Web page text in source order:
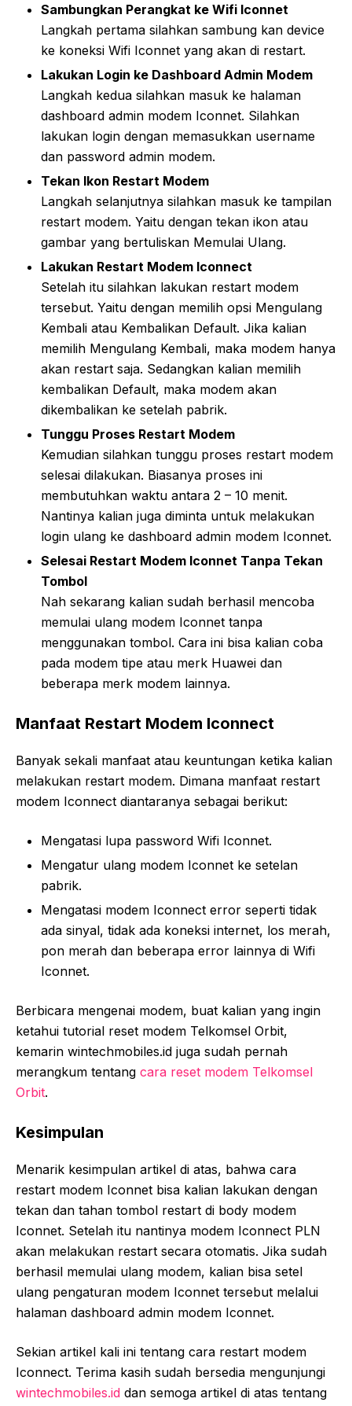
Sambungkan Perangkat ke Wifi Iconnet
Langkah pertama silahkan sambung kan device
ke koneksi Wifi Iconnet yang akan di restart.
Lakukan Login ke Dashboard Admin Modem
Langkah kedua silahkan masuk ke halaman
dashboard admin modem Iconnet. Silahkan
lakukan login dengan memasukkan username
dan password admin modem.
Tekan Ikon Restart Modem
Langkah selanjutnya silahkan masuk ke tampilan
restart modem. Yaitu dengan tekan ikon atau
gambar yang bertuliskan Memulai Ulang.
Lakukan Restart Modem Iconnect
Setelah itu silahkan lakukan restart modem
tersebut. Yaitu dengan memilih opsi Mengulang
Kembali atau Kembalikan Default. Jika kalian
memilih Mengulang Kembali, maka modem hanya
akan restart saja. Sedangkan kalian memilih
kembalikan Default, maka modem akan
dikembalikan ke setelah pabrik.
Tunggu Proses Restart Modem
Kemudian silahkan tunggu proses restart modem
selesai dilakukan. Biasanya proses ini
membutuhkan waktu antara 2 – 10 menit.
Nantinya kalian juga diminta untuk melakukan
login ulang ke dashboard admin modem Iconnet.
Selesai Restart Modem Iconnet Tanpa Tekan
Tombol
Nah sekarang kalian sudah berhasil mencoba
memulai ulang modem Iconnet tanpa
menggunakan tombol. Cara ini bisa kalian coba
pada modem tipe atau merk Huawei dan
beberapa merk modem lainnya.
Manfaat Restart Modem Iconnect
Banyak sekali manfaat atau keuntungan ketika kalian
melakukan restart modem. Dimana manfaat restart
modem Iconnect diantaranya sebagai berikut:
Mengatasi lupa password Wifi Iconnet.
Mengatur ulang modem Iconnet ke setelan
pabrik.
Mengatasi modem Iconnect error seperti tidak
ada sinyal, tidak ada koneksi internet, los merah,
pon merah dan beberapa error lainnya di Wifi
Iconnet.
Berbicara mengenai modem, buat kalian yang ingin
ketahui tutorial reset modem Telkomsel Orbit,
kemarin wintechmobiles.id juga sudah pernah
merangkum tentang cara reset modem Telkomsel
Orbit.
Kesimpulan
Menarik kesimpulan artikel di atas, bahwa cara
restart modem Iconnet bisa kalian lakukan dengan
tekan dan tahan tombol restart di body modem
Iconnet. Setelah itu nantinya modem Iconnect PLN
akan melakukan restart secara otomatis. Jika sudah
berhasil memulai ulang modem, kalian bisa setel
ulang pengaturan modem Iconnet tersebut melalui
halaman dashboard admin modem Iconnet.
Sekian artikel kali ini tentang cara restart modem
Iconnect. Terima kasih sudah bersedia mengunjungi
wintechmobiles.id dan semoga artikel di atas tentang